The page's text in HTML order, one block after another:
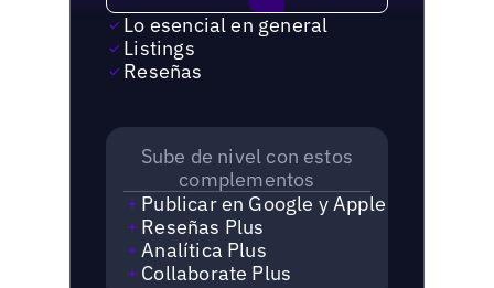
Lo esencial en general
Listings
Reseñas
Sube de nivel con estos
complementos
Publicar en Google y Apple
Reseñas Plus
Analítica Plus
Collaborate Plus